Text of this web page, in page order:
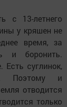
с 13-летнего
у кряшен не
время, за
и боронить.
Есть суглинок,
Поэтому и
отводится
только